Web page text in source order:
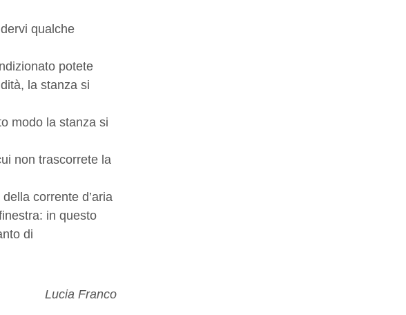
qualche
potete
la stanza si
modo la stanza si
non trascorrete la
corrente d’aria
in questo
di
Lucia Franco